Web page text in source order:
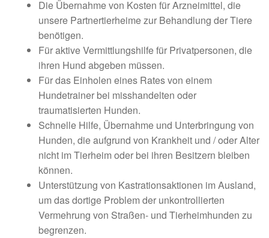
Die Übernahme von Kosten für Arzneimittel, die
unsere Partnertierheime zur Behandlung der Tiere
benötigen.
Für aktive Vermittlungshilfe für Privatpersonen, die
ihren Hund abgeben müssen.
Für das Einholen eines Rates von einem
Hundetrainer bei misshandelten oder
traumatisierten Hunden.
Schnelle Hilfe, Übernahme und Unterbringung von
Hunden, die aufgrund von Krankheit und / oder Alter
nicht im Tierheim oder bei ihren Besitzern bleiben
können.
Unterstützung von Kastrationsaktionen im Ausland,
um das dortige Problem der unkontrollierten
Vermehrung von Straßen- und Tierheimhunden zu
begrenzen.